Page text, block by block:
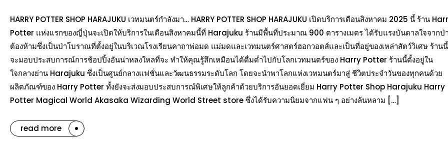
HARRY POTTER SHOP HARAJUKU เวทมนตร์กำลังมา… HARRY POTTER SHOP HARAJUKU เปิดบริการเดือนสิงหาคม 2025 นี้ ร้าน
Potter แห่งแรกของญี่ปุ่นจะเปิดให้บริการในเดือนสิงหาคมนี้ที่ Harajuku ร้านมีพื้นที่ประมาณ 900 ตารางเมตร ได้รับแรงบันดาลใจจากป่
ต้องห้ามซึ่งเป็นป่าโบราณที่ตั้งอยู่ในบริเวณโรงเรียนคาถาพ่อมด แม่มดและเวทมนตร์ศาสตร์ฮอกวอตส์และเป็นที่อยู่ของเหล่าสัตว์วิเศษ ร้านนี้
จะมอบประสบการณ์การช้อปปิ้งอันน่าหลงใหลที่จะ ทำให้คุณรู้สึกเหมือนได้ดื่มด่ำไปกับโลกเวทมนตร์ของ Harry Potter ร้านนี้ตั้งอยู่ใน
ใจกลางย่าน Harajuku ซึ่งเป็นศูนย์กลางแฟชั่นและวัฒนธรรมระดับโลก โดยจะนำพาโลกแห่งเวทมนตร์มาสู่ ชีวิตประจำวันของทุกคนด้วย
ผลิตภัณฑ์ของ Harry Potter ทั้งยังจะส่งมอบประสบการณ์พิเศษให้ลูกค้าด้วยบริการอันยอดเยี่ยม Harry Potter Shop Harajuku Harry
Potter Magical World Akasaka Wizarding World Street store ซึ่งได้รับความนิยมจากแฟน ๆ อย่างล้นหลาม […]
read more